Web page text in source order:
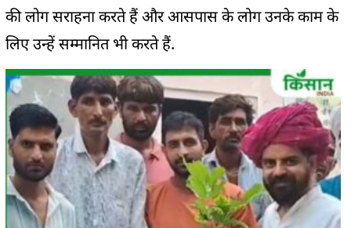
की लोग सराहना करते हैं और आसपास के लोग उनके काम के
लिए उन्हें सम्मानित भी करते हैं.